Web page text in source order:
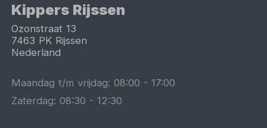
Kippers Rijssen
Ozonstraat 13
7463 PK Rijssen
Nederland
Maandag t/m vrijdag:08:00 -17:00
Zaterdag:08:30 -12:30